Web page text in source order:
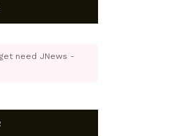
need JNews -